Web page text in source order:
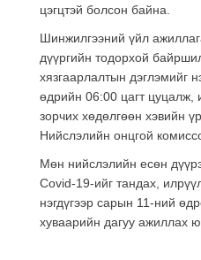
цэгцтэй болсон байна.
Шинжилгээний үйл
дүүргийн тодорхой
хязгаарлалтын дэглэмийг
өдрийн 06:00 цагт
зорчих хөдөлгөөн хэвийн
Нийслэлийн онцгой
Мөн нийслэлийн есөн
Covid-19-ийг тандах,
нэгдүгээр сарын 11-ний
хуваарийн дагуу ажиллах